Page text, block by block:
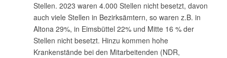
Stellen. 2023 waren 4.000 Stellen nicht besetzt, davon
auch viele Stellen in Bezirksämtern, so waren z.B. in
Altona 29%, in Eimsbüttel 22% und Mitte 16 % der
Stellen nicht besetzt. Hinzu kommen hohe
Krankenstände bei den Mitarbeitenden (NDR,